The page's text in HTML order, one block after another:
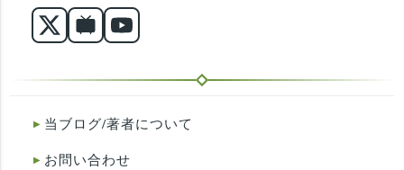
当ブログ/著者について
お問い合わせ